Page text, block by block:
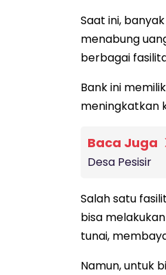
Saat ini,
menabung
berbagai
Bank ini
meningkatkan
Baca Juga
Desa Pesisir
Salah satu
bisa
tunai,
Namun, untuk